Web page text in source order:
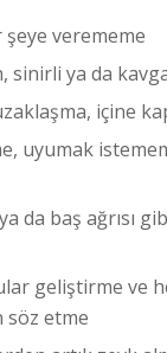
verememe
sinirli ya da
içine
uyumak
ya da baş ağrısı
geliştirme ve
etme